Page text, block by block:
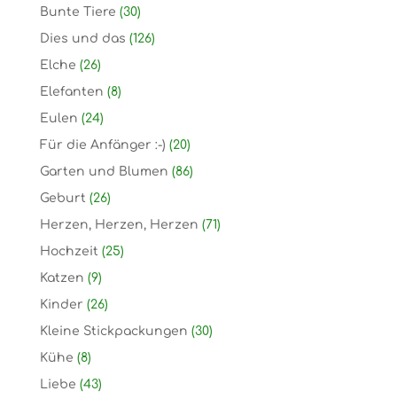
Bunte Tiere (30)
Dies und das (126)
Elche (26)
Elefanten (8)
Eulen (24)
Für die Anfänger :-) (20)
Garten und Blumen (86)
Geburt (26)
Herzen, Herzen, Herzen (71)
Hochzeit (25)
Katzen (9)
Kinder (26)
Kleine Stickpackungen (30)
Kühe (8)
Liebe (43)